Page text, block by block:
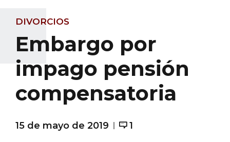
DIVORCIOS
Embargo por
impago pensión
compensatoria
15 de mayo de 2019 1